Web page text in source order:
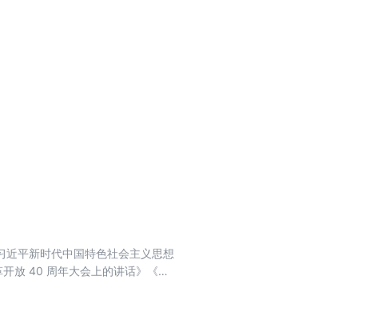
平新时代中国特色社会主义思想
放 40 周年大会上的讲话》《在